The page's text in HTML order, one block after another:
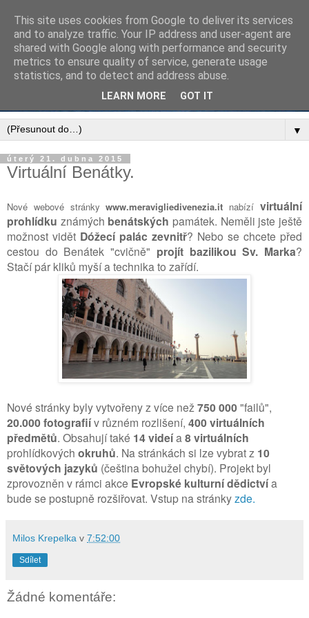
▼
úterý 21. dubna 2015
Virtuální Benátky.
Nové webové stránkywww.meravigliedivenezia.it nabízí virtuální
prohlídku známých benátských památek. Neměli jste ještě
možnost vidět Dóžecí palác zevnitř? Nebo se chcete před
cestou do Benátek "cvičně" projít bazilikou Sv. Marka?
Stačí pár kliků myší a technika to zařídí.
Nové stránky byly vytvořeny z více než 750 000"failů",
20.000 fotografiív různém rozlišení, 400 virtuálních
předmětů. Obsahují také 14 videía 8 virtuálních
prohlídkových okruhů. Na stránkách si lze vybrat z 10
světových jazyků (čeština bohužel chybí). Projekt byl
zprovozněn v rámci akce Evropské kulturní dědictvía
bude se postupně rozšiřovat. Vstup na stránkyzde.
Milos Krepelka v 7:52:00
Sdílet
Žádné komentáře:
This site uses cookies from Google to deliver its services
and to analyze traffic. Your IP address and user-agent are
shared with Google along with performance and security
metrics to ensure quality of service, generate usage
statistics, and to detect and address abuse.
LEARN MORE GOT IT